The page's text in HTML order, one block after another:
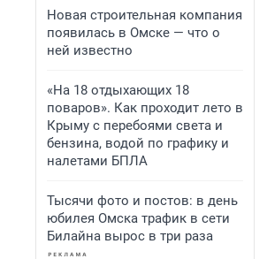
Новая строительная компания
появилась в Омске — что о
ней известно
«На 18 отдыхающих 18
поваров». Как проходит лето в
Крыму с перебоями света и
бензина, водой по графику и
налетами БПЛА
Тысячи фото и постов: в день
юбилея Омска трафик в сети
Билайна вырос в три раза